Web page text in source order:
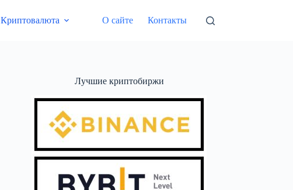
Криптовалюта О сайте Контакты
Лучшие криптобиржи